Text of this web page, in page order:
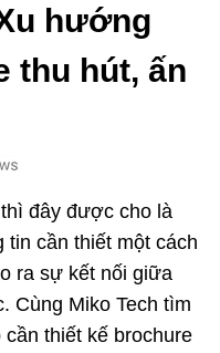
hướng
thu hút, ấn
thì đây được cho là
tin cần thiết một cách
ra sự kết nối giữa
Cùng Miko Tech tìm
thiết kế brochure